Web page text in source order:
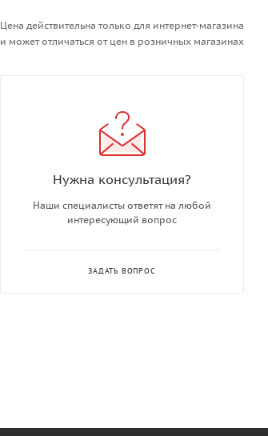
Цена действительна только для интернет-магазина
и может отличаться от цен в розничных магазинах
Нужна консультация?
Наши специалисты ответят на любой
интересующий вопрос
ЗАДАТЬ ВОПРОС